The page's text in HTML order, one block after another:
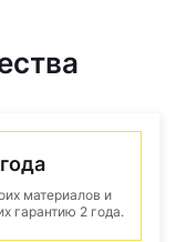
материалов и
гарантию 2 года.